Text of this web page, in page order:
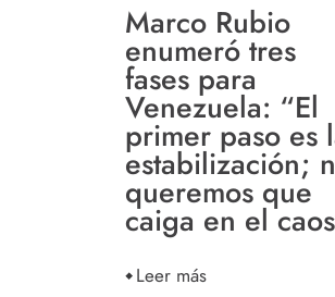
Marco Rubio
enumeró tres
fases para
Venezuela: “El
primer paso es
estabilización;
queremos que
caiga en el
Leer más